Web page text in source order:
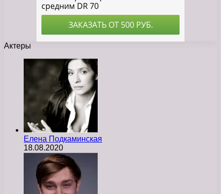
Актеры
Елена Подкаминская
18.08.2020